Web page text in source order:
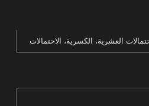
العشرية، الكسرية، الاحتمالات